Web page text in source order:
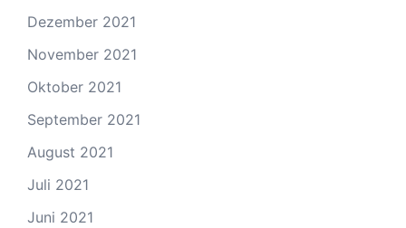
Dezember 2021
November 2021
Oktober 2021
September 2021
August 2021
Juli 2021
Juni 2021